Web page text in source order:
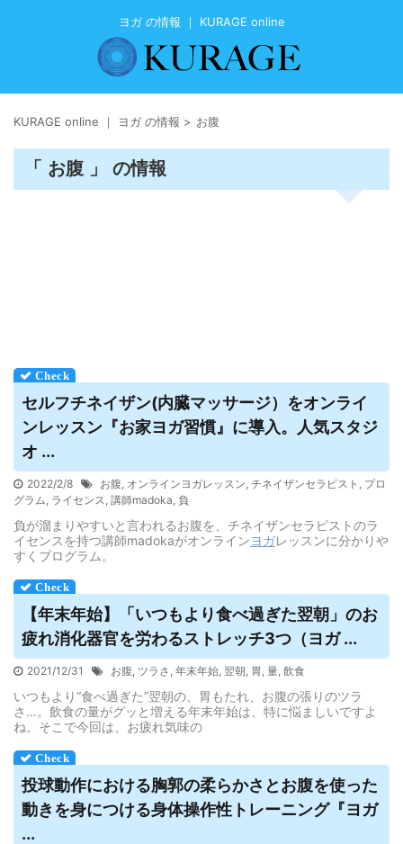
ヨガ の情報 ｜ KURAGE online
KURAGE online ｜ ヨガ の情報 > お腹
「 お腹 」 の情報
セルフチネイザン(内臓マッサージ）をオンライ
ンレッスン『お家ヨガ習慣』に導入。人気スタジ
オ ...
2022/2/8 お腹, オンラインヨガレッスン, チネイザンセラピスト , プロ
グラム, ライセンス, 講師madoka, 負
負が溜まりやすいと言われるお腹を、チネイザンセラピストのラ
イセンスを持つ講師madokaがオンラインヨガレッスンに分かりや
すくプログラム。
【年末年始】「いつもより食べ過ぎた翌朝」のお
疲れ消化器官を労わるストレッチ3つ（ヨガ...
2021/12/31 お腹, ツラさ , 年末年始, 翌朝, 胃 , 量, 飲食
いつもより“食べ過ぎた”翌朝の、胃もたれ、お腹の張りのツラ
さ…。飲食の量がグッと増える年末年始は、特に悩ましいですよ
ね。そこで今回は、お疲れ気味の
投球動作における胸郭の柔らかさとお腹を使った
動きを身につける身体操作性トレーニング『ヨガ
...